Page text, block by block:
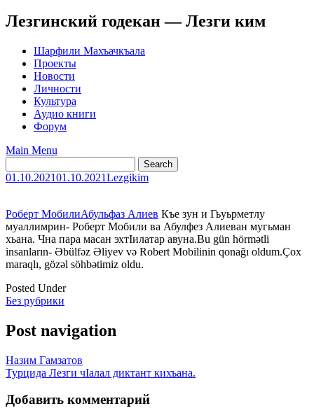
Лезгинский годекан — Лезги ким
Шарфили Махъачкъала
Проекты
Новости
Личности
Культура
Аудио книги
Форум
Main Menu
01.10.202101.10.2021Lezgikim
Роберт МобилиАбульфаз Алиев Къе зун и Гьуьрметлу
муаллимрин- Роберт Мобили ва Абулфез Алиеван мугьман
хьана. Чна пара масан эхтӀилатар авуна.Bu gün hörmətli
insanların- Əbülfəz Əliyev və Robert Mobilinin qonağı oldum.Çox
maraqlı, gözəl söhbətimiz oldu.
Posted Under
Без рубрики
Post navigation
Назим Гамзатов
Турцида Лезги чӀалал диктант кихъана.
Добавить комментарий